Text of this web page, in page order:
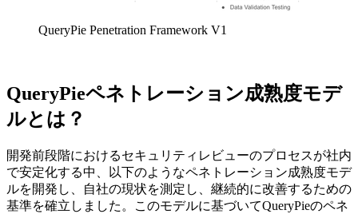
QueryPie Penetration Framework V1
QueryPieペネトレーション成熟度モデ
ルとは？
開発前段階におけるセキュリティレビューのプロセスが社内
で安定化する中、以下のようなペネトレーション成熟度モデ
ルを開発し、自社の現状を測定し、継続的に改善するための
基準を確立しました。このモデルに基づいてQueryPieのペネ